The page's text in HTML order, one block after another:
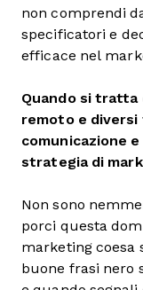
non comprendi
specificatori e
efficace nel
Quando si tratta
remoto e diversi
comunicazione
strategia di
Non sono
porci questa
marketing coesa
buone frasi nero